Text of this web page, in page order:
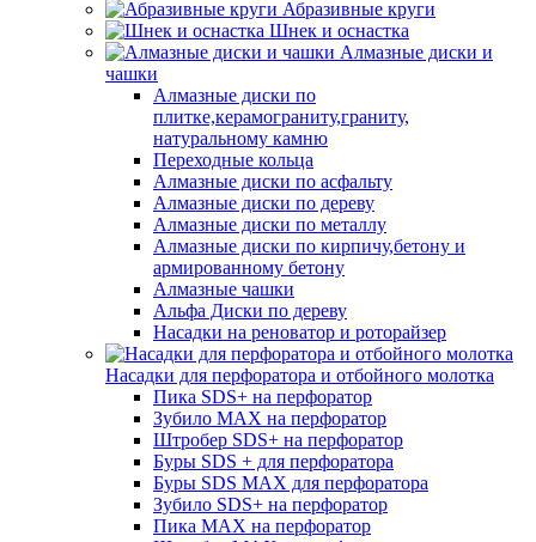
Абразивные круги
Шнек и оснастка
Алмазные диски и
чашки
Алмазные диски по
плитке,керамограниту,граниту,
натуральному камню
Переходные кольца
Алмазные диски по асфальту
Алмазные диски по дереву
Алмазные диски по металлу
Алмазные диски по кирпичу,бетону и
армированному бетону
Алмазные чашки
Альфа Диски по дереву
Насадки на реноватор и роторайзер
Насадки для перфоратора и отбойного молотка
Пика SDS+ на перфоратор
Зубило MAX на перфоратор
Штробер SDS+ на перфоратор
Буры SDS + для перфоратора
Буры SDS MAX для перфоратора
Зубило SDS+ на перфоратор
Пика MAX на перфоратор